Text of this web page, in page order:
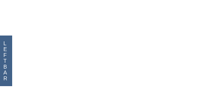
L
E
F
T
B
A
R